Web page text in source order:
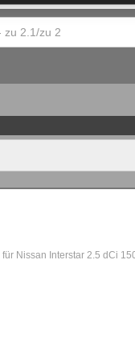
Nissan Interstar 2.5 dCi